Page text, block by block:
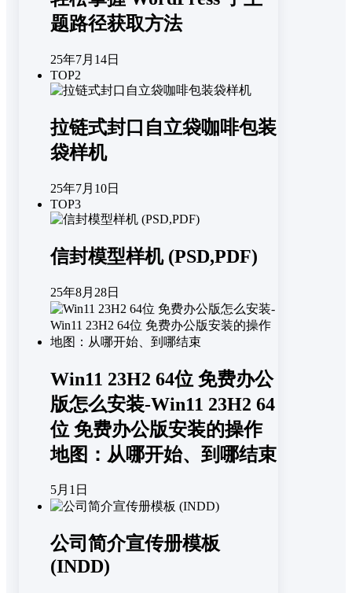
题路径获取方法
25年7月14日
TOP2
拉链式封口自立袋咖啡包装
袋样机
25年7月10日
TOP3
信封模型样机 (PSD,PDF)
25年8月28日
Win11 23H2 64位 免费办公
版怎么安装-Win11 23H2 64
位 免费办公版安装的操作
地图：从哪开始、到哪结束
5月1日
公司简介宣传册模板
(INDD)